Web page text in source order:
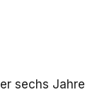
sechs Jahre